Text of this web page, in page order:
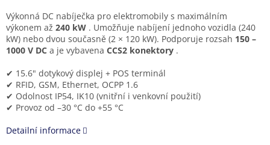
Výkonná DC nabíječka pro elektromobily s maximálním
výkonem až 240 kW . Umožňuje nabíjení jednoho vozidla (240
kW) nebo dvou současně (2 × 120 kW). Podporuje rozsah 150 –
1000 V DC a je vybavena CCS2 konektory .
✔ 15.6" dotykový displej + POS terminál
✔ RFID, GSM, Ethernet, OCPP 1.6
✔ Odolnost IP54, IK10 (vnitřní i venkovní použití)
✔ Provoz od –30 °C do +55 °C
Detailní informace